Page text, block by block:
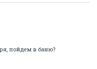
пойдем в баню?